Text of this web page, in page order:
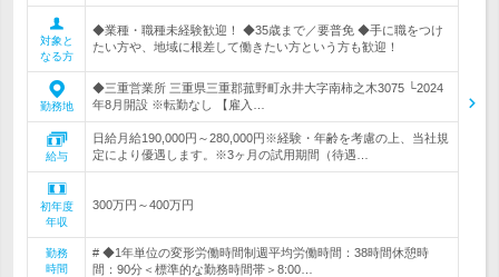
対象と
なる方
◆業種・職種未経験歓迎！ ◆35歳まで／要普免 ◆手に職をつけ
たい方や、地域に根差して働きたい方という方も歓迎！
勤務地
◆三重営業所 三重県三重郡菰野町永井大字南柿之木3075 └2024
年8月開設 ※転勤なし 【雇入…
給与
日給月給190,000円～280,000円※経験・年齢を考慮の上、当社規
定により優遇します。※3ヶ月の試用期間（待遇…
初年度
年収
300万円～400万円
勤務
時間
# ◆1年単位の変形労働時間制週平均労働時間：38時間休憩時
間：90分＜標準的な勤務時間帯＞8:00…